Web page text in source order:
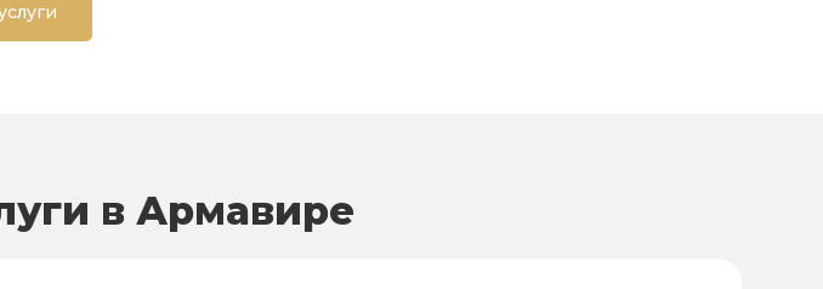
в Армавире